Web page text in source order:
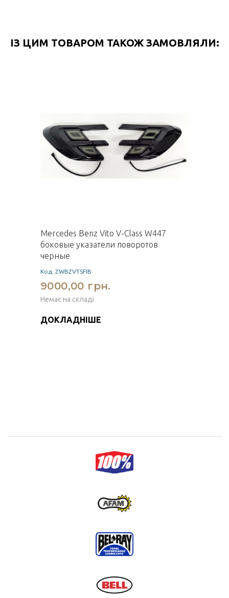
ІЗ ЦИМ ТОВАРОМ ТАКОЖ ЗАМОВЛЯЛИ:
Mercedes Benz Vito V-Class W447
боковые указатели поворотов
черные
Код: ZWBZVTSFIB
9000,00 грн.
Немає на складі
ДОКЛАДНІШЕ